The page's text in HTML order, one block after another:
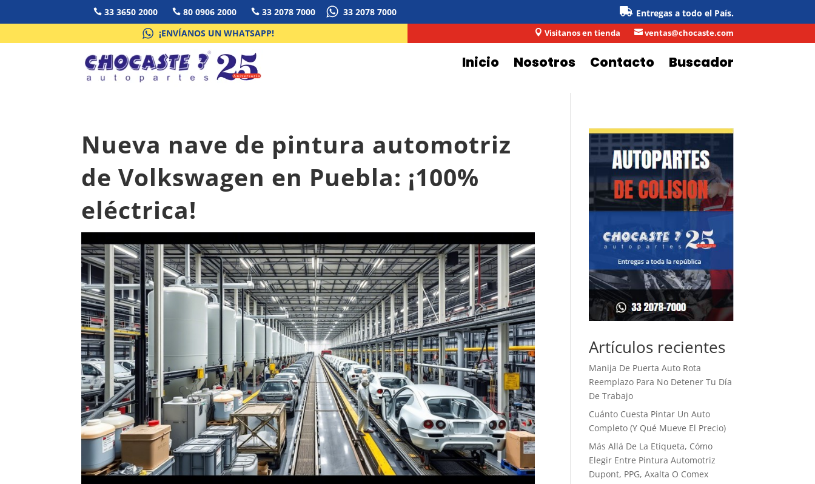
 33 3650 2000  80 0906 2000  33 2078 7000 33 2078 7000
Entregas a todo el País.
¡ENVÍANOS UN WHATSAPP!
 Visitanos en tienda  ventas@chocaste.com
Inicio Nosotros Contacto Buscador
Nueva nave de pintura automotriz
de Volkswagen en Puebla: ¡100%
eléctrica!
Artículos recientes
Manija De Puerta Auto Rota
Reemplazo Para No Detener Tu Día
De Trabajo
Cuánto Cuesta Pintar Un Auto
Completo (Y Qué Mueve El Precio)
Más Allá De La Etiqueta, Cómo
Elegir Entre Pintura Automotriz
Dupont, PPG, Axalta O Comex